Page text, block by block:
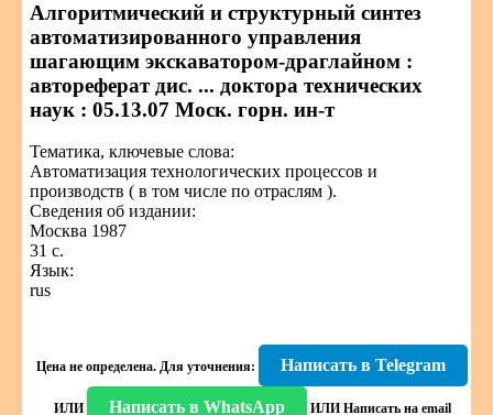
Алгоритмический и структурный синтез
автоматизированного управления
шагающим экскаватором-драглайном :
автореферат дис. ... доктора технических
наук : 05.13.07 Моск. горн. ин-т
Тематика, ключевые слова:
Автоматизация технологических процессов и
производств ( в том числе по отраслям ).
Сведения об издании:
Москва 1987
31 с.
Язык:
rus
Цена не определена. Для уточнения: Написать в Telegram
ИЛИ Написать в WhatsApp ИЛИ Написать на email